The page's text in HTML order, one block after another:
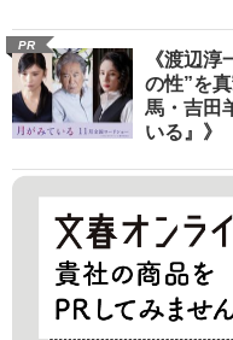
PR
《渡辺
の性”を
馬・吉田
いる』》